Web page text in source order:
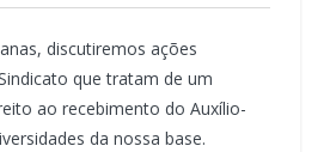
discutiremos ações
que tratam de um
ao recebimento do Auxílio-
da nossa base.